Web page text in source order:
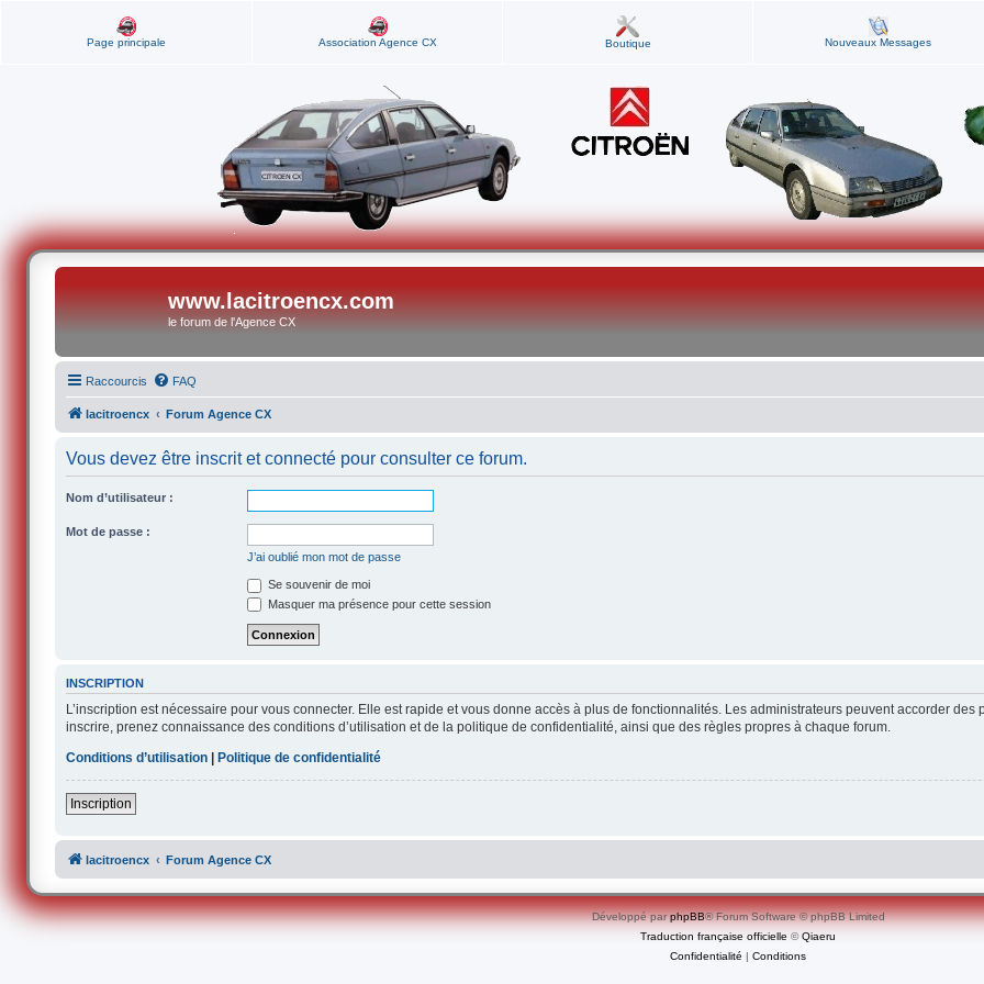
Page principale Association Agence CX Boutique Nouveaux Messages
www.lacitroencx.com
le forum de l'Agence CX
Raccourcis FAQ
lacitroencx Forum Agence CX
Vous devez être inscrit et connecté pour consulter ce forum.
Nom d’utilisateur :
Mot de passe :
J’ai oublié mon mot de passe
Se souvenir de moi
Masquer ma présence pour cette session
INSCRIPTION
L’inscription est nécessaire pour vous connecter. Elle est rapide et vous donne accès à plus de fonctionnalités. Les administrateurs peuvent accorder
inscrire, prenez connaissance des conditions d’utilisation et de la politique de confidentialité, ainsi que des règles propres à chaque forum.
Conditions d’utilisation |Politique de confidentialité
Inscription
lacitroencx Forum Agence CX
Développé parphpBB® Forum Software © phpBB Limited
Traduction française officielle ©Qiaeru
Confidentialité | Conditions